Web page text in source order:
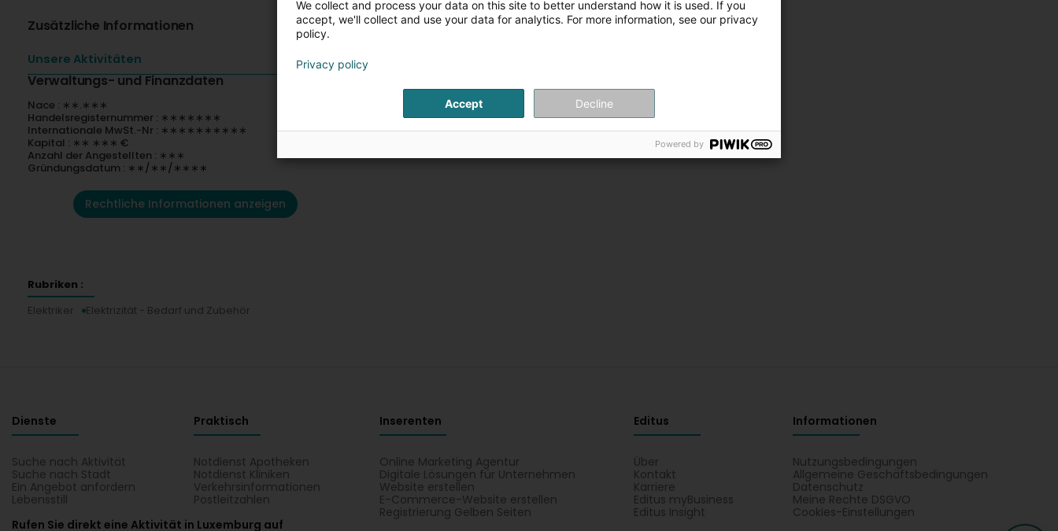
Zusätzliche Informationen
Unsere Aktivitäten
Verwaltungs- und Finanzdaten
Nace : ∗∗.∗∗∗
Handelsregisternummer : ∗∗∗∗∗∗∗
Internationale MwSt.-Nr : ∗∗∗∗∗∗∗∗∗∗
Kapital : ∗∗ ∗∗∗ €
Anzahl der Angestellten : ∗∗∗
Gründungsdatum : ∗∗/∗∗/∗∗∗∗
Rechtliche Informationen anzeigen
Rubriken :
Elektriker
Elektrizität - Bedarf und Zubehör
Dienste
Suche nach Aktivität
Suche nach Stadt
Ein Angebot anfordern
Lebensstill
Praktisch
Notdienst Apotheken
Notdienst Kliniken
Verkehrsinformationen
Postleitzahlen
Inserenten
Online Marketing Agentur
Digitale Lösungen für Unternehmen
Website erstellen
E-Commerce-Website erstellen
Registrierung Gelben Seiten
Editus
Über
Kontakt
Karriere
Editus myBusiness
Editus Insight
Informationen
Nutzungsbedingungen
Allgemeine Geschäftsbedingungen
Datenschutz
Meine Rechte DSGVO
Cookies-Einstellungen
Rufen Sie direkt eine Aktivität in Luxemburg auf
We collect and process your data on this site to better understand how it is used. If you
accept, we'll collect and use your data for analytics. For more information, see our privacy
policy.
Privacy policy
Accept Decline
Powered by